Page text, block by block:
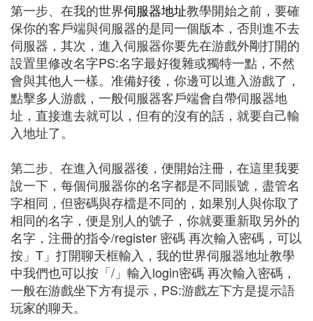
第一步、在我的世界伺服器地址教學開始之前，要確
保你的客戶端與伺服器的是同一個版本，否則進不去
伺服器，其次，進入伺服器你要先在游戲外剛打開的
設置里修改名字PS:名字最好復雜或獨特一點，不然
會與其他人一樣。准備好後，你邊可以進入游戲了，
點擊多人游戲，一般伺服器客戶端會自帶伺服器地
址，直接進去就可以，但有的沒有的話，就要自己輸
入地址了。
第二步、在進入伺服器後，便開始注冊，在這里我要
說一下，每個伺服器你的名字都是不同賬號，盡管名
字相同，但密碼與存檔是不同的，如果別人與你取了
相同的名字，便是別人的號子，你就要重新取另外的
名字，注冊的指令/register 密碼 再次輸入密碼，可以
按」T」打開聊天框輸入，我的世界伺服器地址教學
中我們也可以按「/」輸入login密碼 再次輸入密碼，
一般在游戲坐下方有提示，PS:游戲左下方是提示語
玩家的聊天。